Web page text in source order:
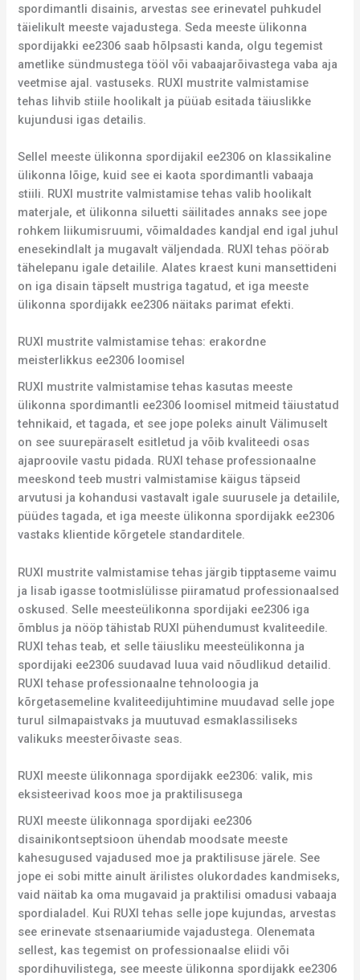
spordimantli disainis, arvestas see erinevatel puhkudel
täielikult meeste vajadustega. Seda meeste ülikonna
spordijakki ee2306 saab hõlpsasti kanda, olgu tegemist
ametlike sündmustega tööl või vabaajarõivastega vaba aja
veetmise ajal. vastuseks. RUXI mustrite valmistamise
tehas lihvib stiile hoolikalt ja püüab esitada täiuslikke
kujundusi igas detailis.
Sellel meeste ülikonna spordijakil ee2306 on klassikaline
ülikonna lõige, kuid see ei kaota spordimantli vabaaja
stiili. RUXI mustrite valmistamise tehas valib hoolikalt
materjale, et ülikonna siluetti säilitades annaks see jope
rohkem liikumisruumi, võimaldades kandjal end igal juhul
enesekindlalt ja mugavalt väljendada. RUXI tehas pöörab
tähelepanu igale detailile. Alates kraest kuni mansettideni
on iga disain täpselt mustriga tagatud, et iga meeste
ülikonna spordijakk ee2306 näitaks parimat efekti.
RUXI mustrite valmistamise tehas: erakordne
meisterlikkus ee2306 loomisel
RUXI mustrite valmistamise tehas kasutas meeste
ülikonna spordimantli ee2306 loomisel mitmeid täiustatud
tehnikaid, et tagada, et see jope poleks ainult Välimuselt
on see suurepäraselt esitletud ja võib kvaliteedi osas
ajaproovile vastu pidada. RUXI tehase professionaalne
meeskond teeb mustri valmistamise käigus täpseid
arvutusi ja kohandusi vastavalt igale suurusele ja detailile,
püüdes tagada, et iga meeste ülikonna spordijakk ee2306
vastaks klientide kõrgetele standarditele.
RUXI mustrite valmistamise tehas järgib tipptaseme vaimu
ja lisab igasse tootmislülisse piiramatud professionaalsed
oskused. Selle meesteülikonna spordijaki ee2306 iga
õmblus ja nööp tähistab RUXI pühendumust kvaliteedile.
RUXI tehas teab, et selle täiusliku meesteülikonna ja
spordijaki ee2306 suudavad luua vaid nõudlikud detailid.
RUXI tehase professionaalne tehnoloogia ja
kõrgetasemeline kvaliteedijuhtimine muudavad selle jope
turul silmapaistvaks ja muutuvad esmaklassiliseks
valikuks meesterõivaste seas.
RUXI meeste ülikonnaga spordijakk ee2306: valik, mis
eksisteerivad koos moe ja praktilisusega
RUXI meeste ülikonnaga spordijaki ee2306
disainikontseptsioon ühendab moodsate meeste
kahesugused vajadused moe ja praktilisuse järele. See
jope ei sobi mitte ainult ärilistes olukordades kandmiseks,
vaid näitab ka oma mugavaid ja praktilisi omadusi vabaaja
spordialadel. Kui RUXI tehas selle jope kujundas, arvestas
see erinevate stsenaariumide vajadustega. Olenemata
sellest, kas tegemist on professionaalse eliidi või
spordihuvilistega, see meeste ülikonna spordijakk ee2306